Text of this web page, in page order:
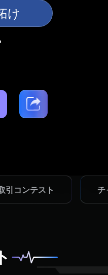
け
コンテスト
引 コ ンテス ト チャ
チ